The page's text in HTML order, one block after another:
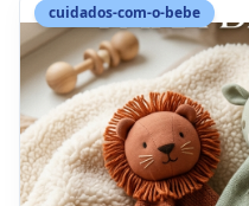
cuidados-com-o-bebe